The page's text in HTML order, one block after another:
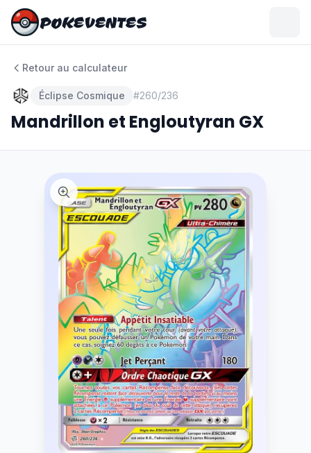
POKEVENTES
POKEVENTES
Retour au calculateur
Éclipse Cosmique #260/236
Mandrillon et Engloutyran GX